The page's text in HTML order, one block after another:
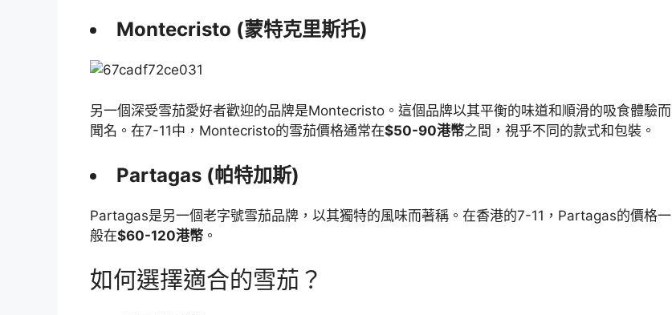
Montecristo (蒙特克里斯托)
另一個深受雪茄愛好者歡迎的品牌是Montecristo。這個品牌以其平衡的味道和順滑的吸食體驗而
聞名。在7-11中，Montecristo的雪茄價格通常在$50-90港幣之間，視乎不同的款式和包裝。
Partagas (帕特加斯)
Partagas是另一個老字號雪茄品牌，以其獨特的風味而著稱。在香港的7-11，Partagas的價格一
般在$60-120港幣 。
如何選擇適合的雪茄？